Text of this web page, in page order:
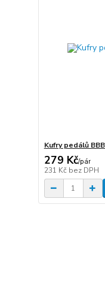
Kufry pedálů
279 Kč/pár
231 Kč bez DPH